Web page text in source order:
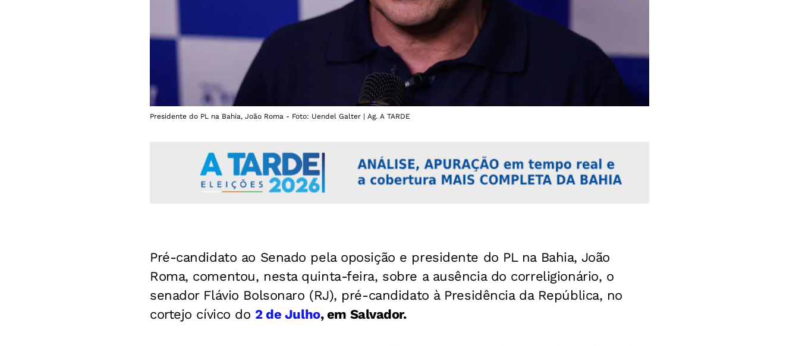
Presidente do PL na Bahia, João Roma - Foto: Uendel Galter | Ag. A TARDE
Pré-candidato ao Senado pela oposição e presidente do PL na Bahia, João
Roma, comentou, nesta quinta-feira, sobre a ausência do correligionário, o
senador Flávio Bolsonaro (RJ), pré-candidato à Presidência da República, no
cortejo cívico do 2 de Julho, em Salvador.